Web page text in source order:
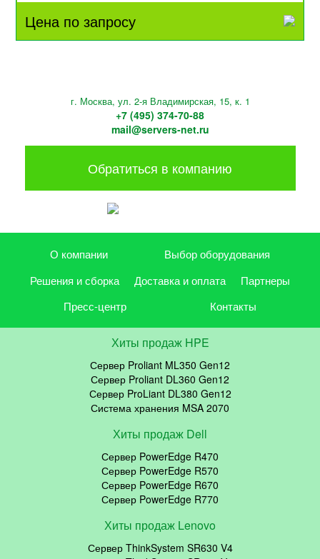
Цена по запросу
г. Москва, ул. 2-я Владимирская, 15, к. 1
+7 (495) 374-70-88
mail@servers-net.ru
Обратиться в компанию
О компании
Выбор оборудования
Решения и сборка
Доставка и оплата
Партнеры
Пресс-центр
Контакты
Хиты продаж HPE
Сервер Proliant ML350 Gen12
Сервер Proliant DL360 Gen12
Сервер ProLiant DL380 Gen12
Система хранения MSA 2070
Хиты продаж Dell
Сервер PowerEdge R470
Сервер PowerEdge R570
Сервер PowerEdge R670
Сервер PowerEdge R770
Хиты продаж Lenovo
Сервер ThinkSystem SR630 V4